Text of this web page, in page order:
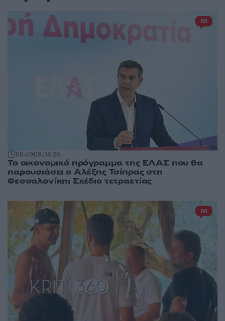
08:4909.08.26
Το οικονομικό πρόγραμμα της ΕΛΑΣ που θα
παρουσιάσει ο Αλέξης Τσίπρας στη
Θεσσαλονίκη: Σχέδιο τετραετίας
85
98